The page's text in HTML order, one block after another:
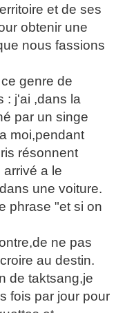
et de ses
obtenir une
nous fassions
genre de
: j'ai ,dans la
par un singe
moi,pendant
résonnent
a le
une voiture.
phrase "et si on
ne pas
au destin.
de taktsang,je
fois par jour pour